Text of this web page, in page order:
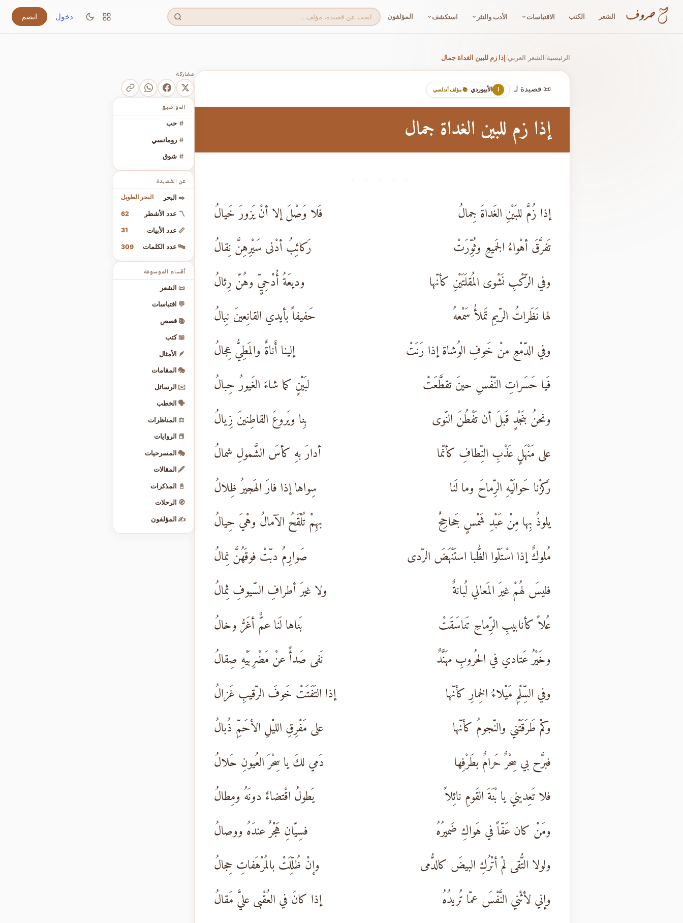
الشعر الكتب الاقتباسات الأدب والنثر استكشف المؤلفون دخول انضم
الرئيسية/الشعر العربي/إذا زم للبين الغداة جمال
📜 قصيدة لـ ا الأبيوردي 📚 مؤلف أندلسي
إذا زم للبين الغداة جمال
· · · · ·
إذا زُمَّ للبَيْنِ الغَداةَ جِمالُ
فَلا وَصْلَ إلا أنْ يَزورَ خَيالُ
تَفرَّقَ أهْواءُ الجَميعِ وثُوِّرَتْ
رَكائِبُ أدْنى سَيْرِهِنَّ نِقالُ
وفي الرّكْبِ نَشْوى المُقلَتَيْنِ كأنّها
وديعَةُ أُدْحِيٍّ وهُنّ رِئالُ
لها نَظَراتُ الرّيمِ تَملأُ سَمْعهُ
حَفيفاً بأيدي القانِعينَ نِبالُ
وفي الدّمْعِ منْ خَوفِ الوُشاة إذا رَنَتْ
إلينا أَناةٌ والمَطِيُّ عِجالُ
فَيا حَسَراتِ النّفْسِ حينَ تقطَّعَتْ
لبَيْنٍ كما شاءَ الغَيورُ حِبالُ
ونحنُ بنَجْدٍ قَبلَ أن تَفْطُنَ النّوى
بِنا ويَروعَ القاطِنينَ زِيالُ
على مَنْهَلٍ عَذْبِ النِّطافِ كأنّما
أدارَ بهِ كأسَ الشَّمولِ شمالُ
رَكزْنا حَوالَيْهِ الرِّماحَ وما لَنا
سِواها إذا فارَ الهَجيرُ ظِلالُ
يلوذُ بِها مِنْ عَبْدِ شَمْسٍ جَحاجِحٌ
بهِمْ تُلْقَحُ الآمالُ وهْيَ حِيالُ
مُلوكٌ إذا اسْتَلّوا الظُّبا استَنْهَضَ الرّدى
صَوارِمُ دبّتْ فوقَهُنَّ نِمالُ
فليسَ لهُمْ غيرَ المَعالي لُبانةٌ
ولا غيرَ أطرافِ السّيوفِ ثِمالُ
عُلاً كأنابيبِ الرِّماحِ تَناسَقَتْ
بَناها لَنا عمٌّ أغَرُّ وخالُ
وخَيْرُ عَتادي في الحُروبِ مهَنَّدٌ
نَفى صَدأً عنْ مَضْرِبَيْهِ صِقالُ
وفي السِّلْمِ مَيْلاءُ الخِمارِ كأنّها
إذا التَفَتَتْ خَوفَ الرّقيبِ غَزالُ
وكمْ طَرَقَتْني والنّجومُ كأنّها
على مَفْرِقِ الليْلِ الأحَمِّ ذُبالُ
فبرَّح بي سِحْرٌ حَرامٌ بطَرْفِها
دَمي لكَ يا سِحْرَ العُيونِ حَلالُ
فلا تَعِديني يا بْنَةَ القَومِ نائِلاً
يَطولُ اقْتضاءٌ دونَهُ ومِطالُ
ومَنْ كان عَفّاً في هَواكِ ضَميرُهُ
فسِيّانِ هَجْرٌ عندَهُ ووصالُ
ولولا التُّقى لمْ أتْرُكِ البيضَ كالدُّمى
وإنْ ظُلِّلَتْ بالمُرْهَفاتِ حِجالُ
وإني لأثْني النَّفْسَ عمّا تُريدُهُ
إذا كانَ في العُقْبى عليَّ مَقالُ
مشاركة
المواضيع
# حب
# رومانسي
# شوق
عن القصيدة
✒️ البحر البحر الطويل
〽️ عدد الأشطر 62
📏 عدد الأبيات 31
🔤 عدد الكلمات 309
أقسام الموسوعة
📜 الشعر
💬 اقتباسات
📚 قصص
📖 كتب
🪶 الأمثال
🎭 المقامات
✉️ الرسائل
🗣️ الخطب
⚖️ المناظرات
📕 الروايات
🎭 المسرحيات
🖋️ المقالات
📓 المذكرات
🧭 الرحلات
✍️ المؤلفون